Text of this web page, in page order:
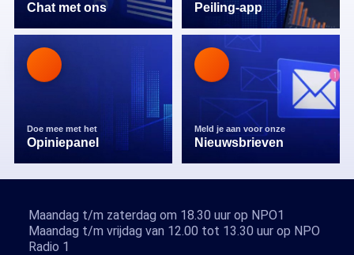
Chat met ons Peiling-app
Doe mee met het
Opiniepanel
Meld je aan voor onze
Nieuwsbrieven
Maandag t/m zaterdag om 18.30 uur op NPO1
Maandag t/m vrijdag van 12.00 tot 13.30 uur op NPO
Radio 1